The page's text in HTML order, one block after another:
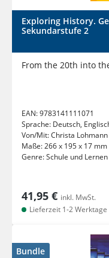
Exploring History.
Sekundarstufe 2
From the 20th into
EAN:9783141111071
Sprache: Deutsch,
Von/Mit:Christa Lohmann
Maße:266 x 195 x 17 mm
Genre:Schule und Lernen
41,95 € inkl. MwSt.
Lieferzeit 1-2 Werktage
Bundle